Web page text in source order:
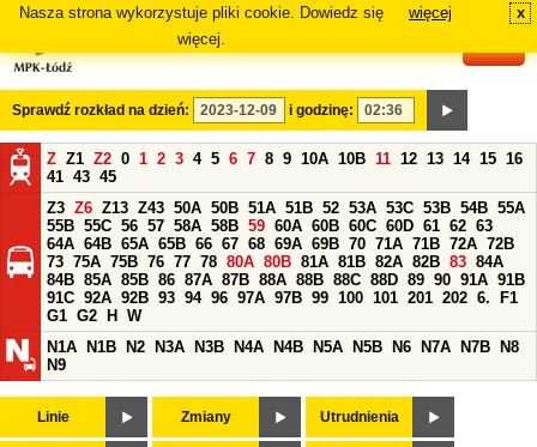
Nasza strona wykorzystuje pliki cookie. Dowiedz się
więcej.
więcej x
Sprawdź rozkład na dzień: i godzinę:
Z Z1 Z2 0 1 2 3 4 5 6 7 8 9 10A 10B 11 12 13 14 15 16
41 43 45
Z3 Z6 Z13 Z43 50A 50B 51A 51B 52 53A 53C 53B 54B 55A
55B 55C 56 57 58A 58B 59 60A 60B 60C 60D 61 62 63
64A 64B 65A 65B 66 67 68 69A 69B 70 71A 71B 72A 72B
73 75A 75B 76 77 78 80A 80B 81A 81B 82A 82B 83 84A
84B 85A 85B 86 87A 87B 88A 88B 88C 88D 89 90 91A 91B
91C 92A 92B 93 94 96 97A 97B 99 100 101 201 202 6.
F1
G1 G2 H
W
N1A
N1B N2 N3A N3B N4A N4B N5A N5B N6 N7A N7B
N8
N9
Linie Zmiany Utrudnienia